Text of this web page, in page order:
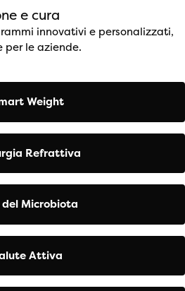
e cura
innovativi e personalizzati,
per le aziende.
Weight
Refrattiva
del Microbiota
Attiva